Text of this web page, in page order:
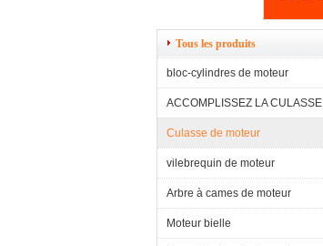
Tous les produits
bloc-cylindres de moteur
ACCOMPLISSEZ LA CULASSE
Culasse de moteur
vilebrequin de moteur
Arbre à cames de moteur
Moteur bielle